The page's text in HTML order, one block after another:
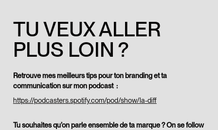
TU VEUX ALLER
PLUS LOIN ?
Retrouve mes meilleurs tips pour ton branding et ta
communication sur mon podcast :
https://podcasters.spotify.com/pod/show/la-diff
Tu souhaites qu’on parle ensemble de ta marque ? On se follow